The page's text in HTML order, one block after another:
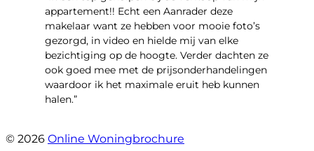
appartement!! Echt een Aanrader deze
makelaar want ze hebben voor mooie foto’s
gezorgd, in video en hielde mij van elke
bezichtiging op de hoogte. Verder dachten ze
ook goed mee met de prijsonderhandelingen
waardoor ik het maximale eruit heb kunnen
halen.”
© 2026 Online Woningbrochure